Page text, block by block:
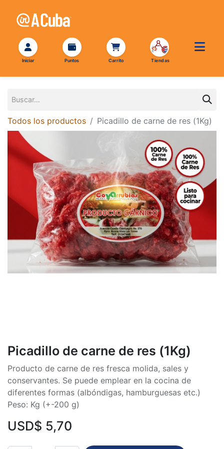
Todos los productos Picadillo de carne de res (1Kg)
Picadillo de carne de res (1Kg)
Producto de carne de res fresca molida, sales y
conservantes. Se puede emplear en la cocina de
diferentes formas (albóndigas, hamburguesas etc.)
Peso: Kg (+-200 g)
USD$ 5,70